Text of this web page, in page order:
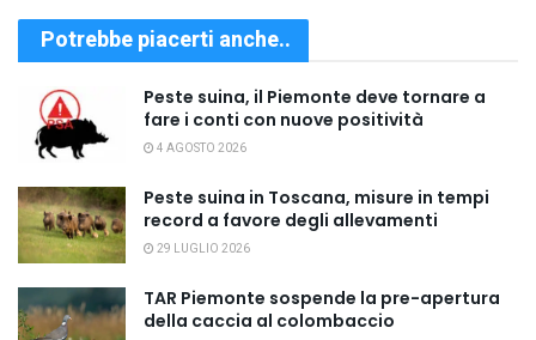
Potrebbe piacerti anche..
Peste suina, il Piemonte deve tornare a
fare i conti con nuove positività
4 AGOSTO 2026
Peste suina in Toscana, misure in tempi
record a favore degli allevamenti
29 LUGLIO 2026
TAR Piemonte sospende la pre-apertura
della caccia al colombaccio